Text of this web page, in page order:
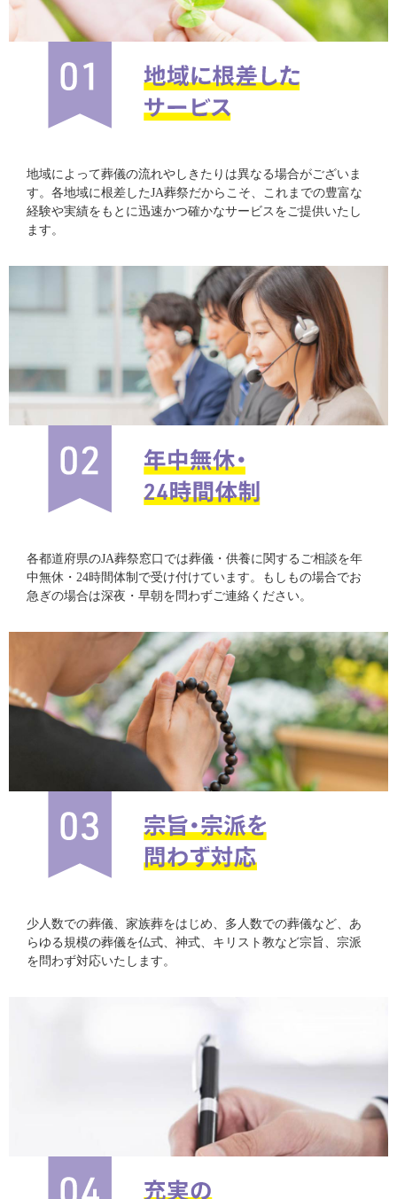
地域によって葬儀の流れやしきたりは異なる場合がございま
す。各地域に根差したJA葬祭だからこそ、これまでの豊富な
経験や実績をもとに迅速かつ確かなサービスをご提供いたし
ます。
各都道府県のJA葬祭窓口では葬儀・供養に関するご相談を年
中無休・24時間体制で受け付けています。もしもの場合でお
急ぎの場合は深夜・早朝を問わずご連絡ください。
少人数での葬儀、家族葬をはじめ、多人数での葬儀など、あ
らゆる規模の葬儀を仏式、神式、キリスト教など宗旨、宗派
を問わず対応いたします。